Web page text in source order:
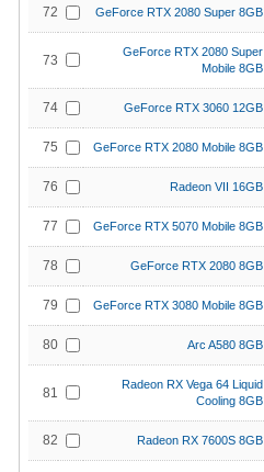
72 GeForce RTX 2080 Super 8GB
73
GeForce RTX 2080 Super
Mobile 8GB
74 GeForce RTX 3060 12GB
75 GeForce RTX 2080 Mobile 8GB
76 Radeon VII 16GB
77 GeForce RTX 5070 Mobile 8GB
78 GeForce RTX 2080 8GB
79 GeForce RTX 3080 Mobile 8GB
80 Arc A580 8GB
81
Radeon RX Vega 64 Liquid
Cooling 8GB
82 Radeon RX 7600S 8GB